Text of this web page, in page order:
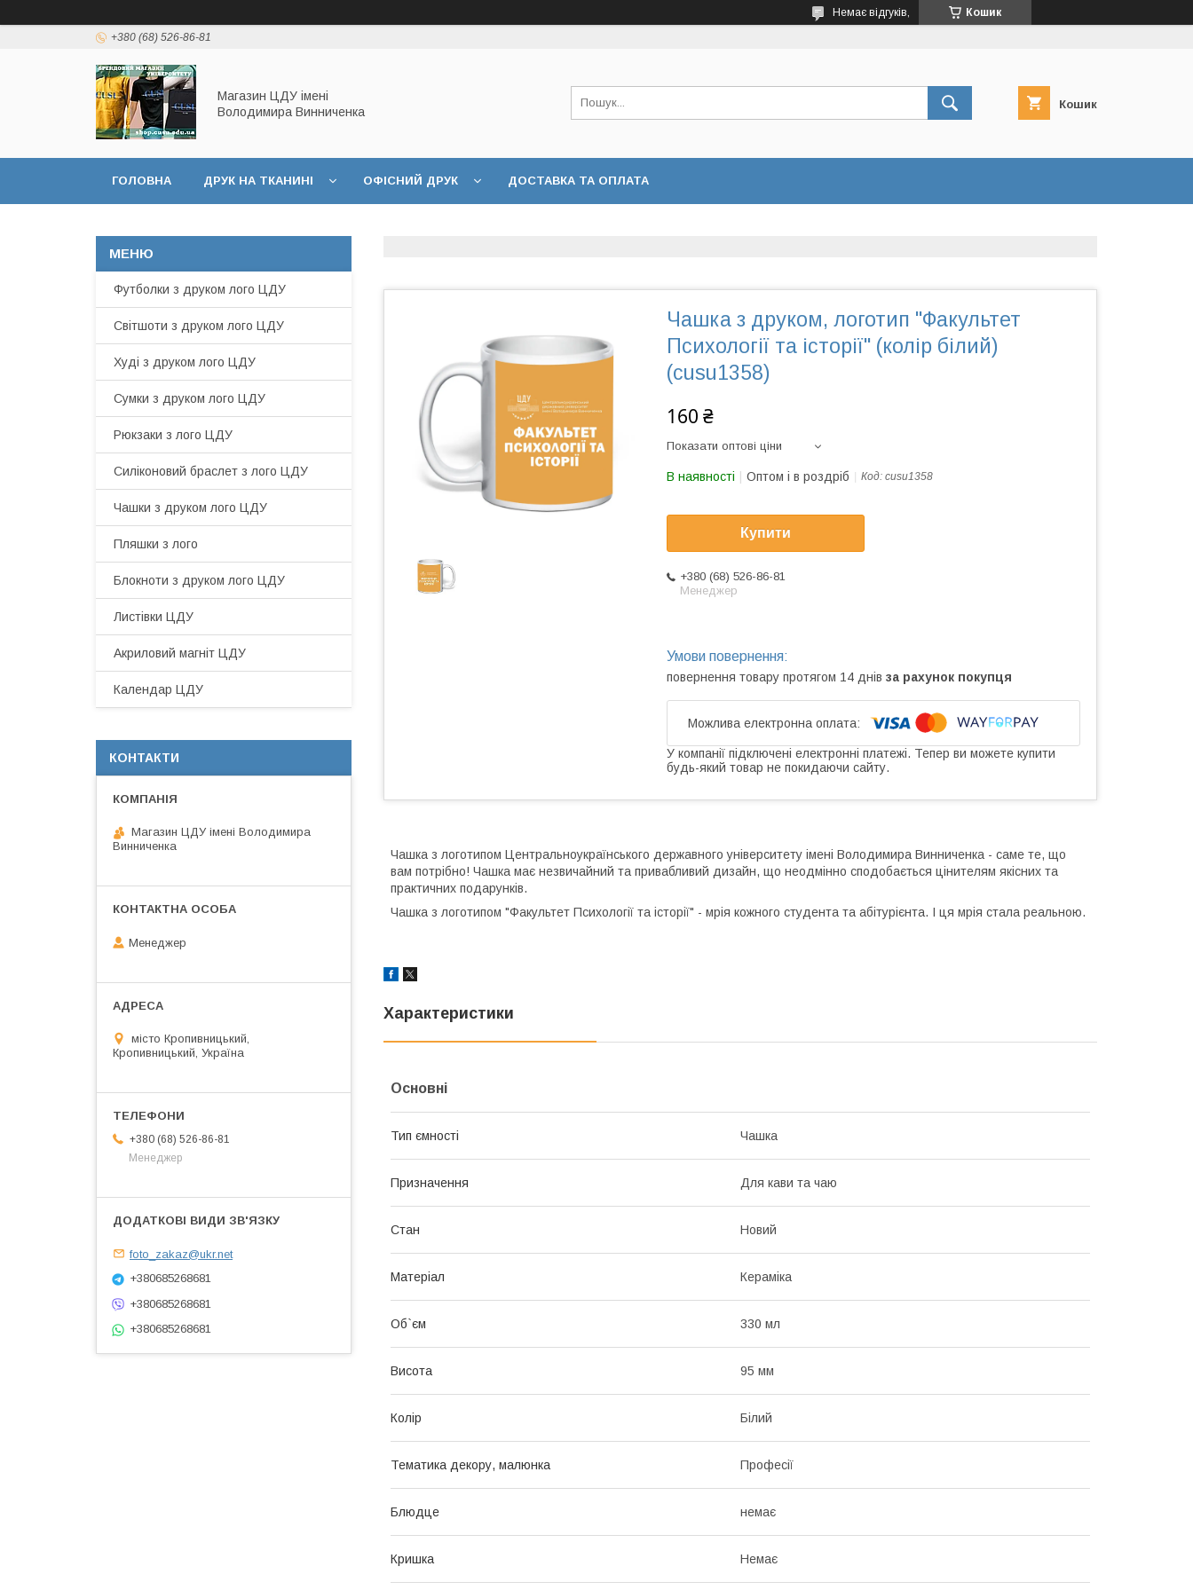
Кошик
Немає відгуків,
+380 (68) 526-86-81
Магазин ЦДУ імені
Володимира Винниченка
Кошик
ГОЛОВНА ДРУК НА ТКАНИНІ ОФІСНИЙ ДРУК ДОСТАВКА ТА ОПЛАТА
Чашка з друком, логотип "Факультет
Психології та історії" (колір білий)
(cusu1358)
160 ₴
Показати оптові ціни
В наявності Оптом і в роздріб Код: cusu1358
Купити
+380 (68) 526-86-81
Менеджер
повернення товару протягом 14 днів за рахунок покупця
У компанії підключені електронні платежі. Тепер ви можете купити
будь-який товар не покидаючи сайту.
Чашка з логотипом Центральноукраїнського державного університету імені Володимира Винниченка - саме те, що
вам потрібно! Чашка має незвичайний та привабливий дизайн, що неодмінно сподобається цінителям якісних та
практичних подарунків.
Чашка з логотипом "Факультет Психології та історії" - мрія кожного студента та абітурієнта. І ця мрія стала реальною.
Характеристики
Основні
Тип ємності Чашка
Призначення Для кави та чаю
Стан Новий
Матеріал Кераміка
Об`єм 330 мл
Висота 95 мм
Колір Білий
Тематика декору, малюнка Професії
Блюдце немає
Кришка Немає
Футболки з друком лого ЦДУ
Світшоти з друком лого ЦДУ
Худі з друком лого ЦДУ
Сумки з друком лого ЦДУ
Рюкзаки з лого ЦДУ
Силіконовий браслет з лого ЦДУ
Чашки з друком лого ЦДУ
Пляшки з лого
Блокноти з друком лого ЦДУ
Листівки ЦДУ
Акриловий магніт ЦДУ
Календар ЦДУ
КОНТАКТИ
Магазин ЦДУ імені Володимира
Винниченка
Менеджер
місто Кропивницький,
Кропивницький, Україна
+380 (68) 526-86-81
Менеджер
foto_zakaz@ukr.net
+380685268681
+380685268681
+380685268681